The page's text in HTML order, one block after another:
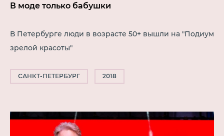
В моде только бабушки
В Петербурге люди в возрасте 50+ вышли на "Подиум
зрелой красоты"
САНКТ-ПЕТЕРБУРГ 2018